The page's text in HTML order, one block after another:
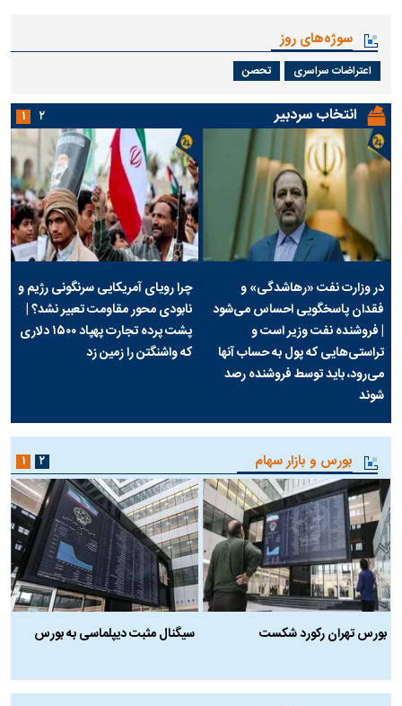
سوژه‌های روز
اعتراضات سراسری تحصن
انتخاب سردبیر
در وزارت نفت «رهاشدگی» و
فقدان پاسخگویی احساس می‌شود
| فروشنده نفت وزیر است و
تراستی‌هایی که پول به حساب آنها
می‌رود، باید توسط فروشنده رصد
شوند
چرا رویای آمریکایی سرنگونی رژیم و
نابودی محور مقاومت تعبیر نشد؟ |
پشت پرده تجارت پهپاد‌ ۱۵۰۰ دلاری
که واشنگتن را زمین زد
۱ ۲
بورس و بازار سهام
بورس تهران رکورد شکست
سیگنال مثبت دیپلماسی به بورس
۱ ۲